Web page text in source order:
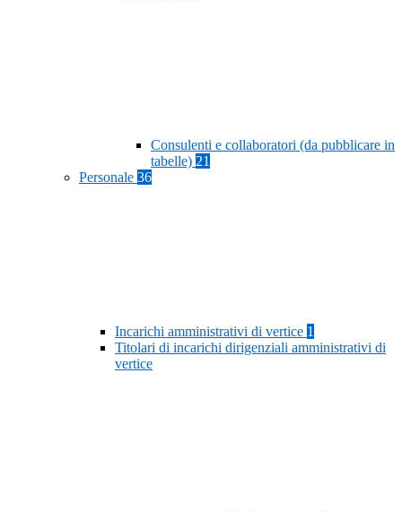
Consulenti e collaboratori (da pubblicare in
tabelle) 21
Personale 36
Incarichi amministrativi di vertice 1
Titolari di incarichi dirigenziali amministrativi di
vertice